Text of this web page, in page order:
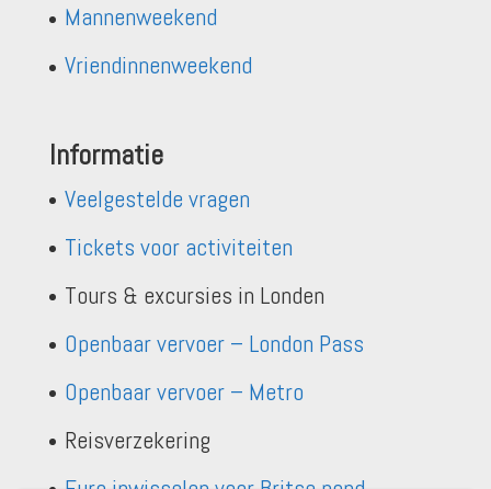
Mannenweekend
Vriendinnenweekend
Informatie
Veelgestelde vragen
Tickets voor activiteiten
Tours & excursies in Londen
Openbaar vervoer – London Pass
Openbaar vervoer – Metro
Reisverzekering